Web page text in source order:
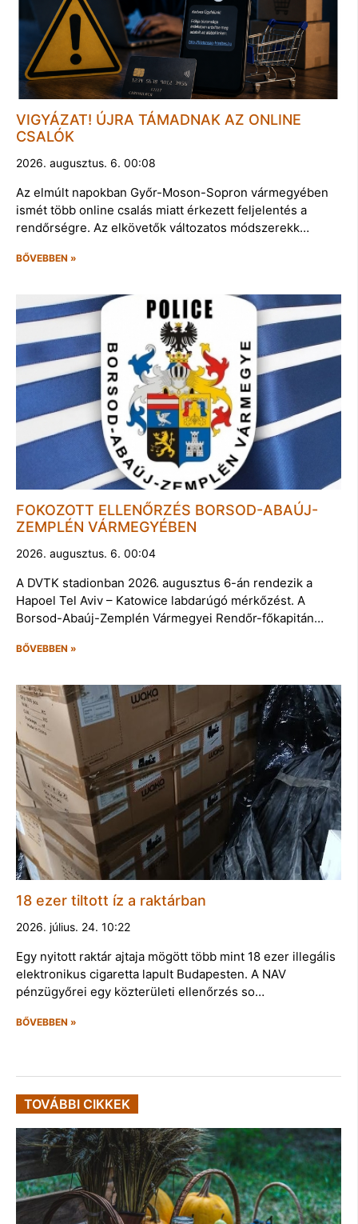
VIGYÁZAT! ÚJRA TÁMADNAK AZ ONLINE
CSALÓK
2026. augusztus. 6. 00:08
Az elmúlt napokban Győr-Moson-Sopron vármegyében
ismét több online csalás miatt érkezett feljelentés a
rendőrségre. Az elkövetők változatos módszerekk…
BŐVEBBEN »
FOKOZOTT ELLENŐRZÉS BORSOD-ABAÚJ-
ZEMPLÉN VÁRMEGYÉBEN
2026. augusztus. 6. 00:04
A DVTK stadionban 2026. augusztus 6-án rendezik a
Hapoel Tel Aviv – Katowice labdarúgó mérkőzést. A
Borsod-Abaúj-Zemplén Vármegyei Rendőr-főkapitán…
BŐVEBBEN »
18 ezer tiltott íz a raktárban
2026. július. 24. 10:22
Egy nyitott raktár ajtaja mögött több mint 18 ezer illegális
elektronikus cigaretta lapult Budapesten. A NAV
pénzügyőrei egy közterületi ellenőrzés so…
BŐVEBBEN »
TOVÁBBI CIKKEK